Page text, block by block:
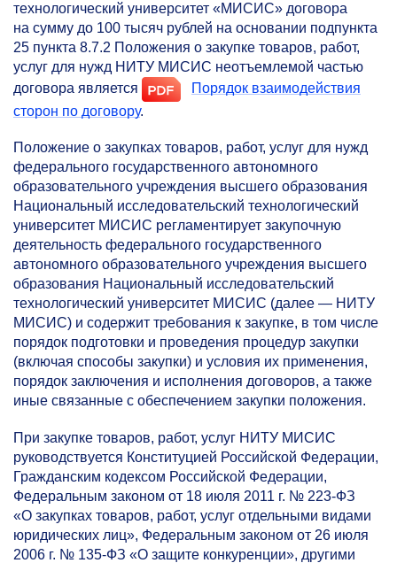
технологический университет «МИСИС» договора
на сумму до 100 тысяч рублей на основании подпункта
25 пункта 8.7.2 Положения о закупке товаров, работ,
услуг для нужд НИТУ МИСИС неотъемлемой частью
договора является
Порядок взаимодействия
сторон по договору.
Положение о закупках товаров, работ, услуг для нужд
федерального государственного автономного
образовательного учреждения высшего образования
Национальный исследовательский технологический
университет МИСИС регламентирует закупочную
деятельность федерального государственного
автономного образовательного учреждения высшего
образования Национальный исследовательский
технологический университет МИСИС (далее — НИТУ
МИСИС) и содержит требования к закупке, в том числе
порядок подготовки и проведения процедур закупки
(включая способы закупки) и условия их применения,
порядок заключения и исполнения договоров, а также
иные связанные с обеспечением закупки положения.
При закупке товаров, работ, услуг НИТУ МИСИС
руководствуется Конституцией Российской Федерации,
Гражданским кодексом Российской Федерации,
Федеральным законом от 18 июля 2011 г. № 223-ФЗ
«О закупках товаров, работ, услуг отдельными видами
юридических лиц», Федеральным законом от 26 июля
2006 г. № 135-ФЗ «О защите конкуренции», другими